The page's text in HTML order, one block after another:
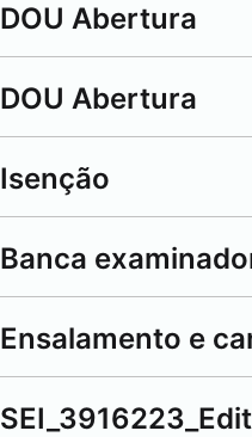
DOU Abertura
DOU Abertura
Isenção
Banca
Ensalamento e